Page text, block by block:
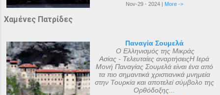
Nov-29 - 2024 | More ->
Χαμένες Πατρίδες
Παναγία Σουμελά
Ο Ελληνισμός της Μικράς
Ασίας - Τελευταίες αναρτήσειςΗ Ιερά
Μονή Παναγίας Σουμελά είναι ένα από
τα πιο σημαντικά χριστιανικά μνημεία
στην Τουρκία και αποτελεί σύμβολο της
Ορθόδοξης...